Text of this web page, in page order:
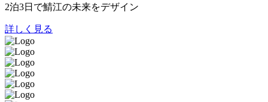
2泊3日で鯖江の未来をデザイン
詳しく見る